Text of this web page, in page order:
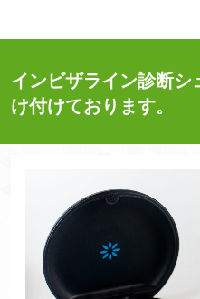
インビザライン診断シ
け付けております。